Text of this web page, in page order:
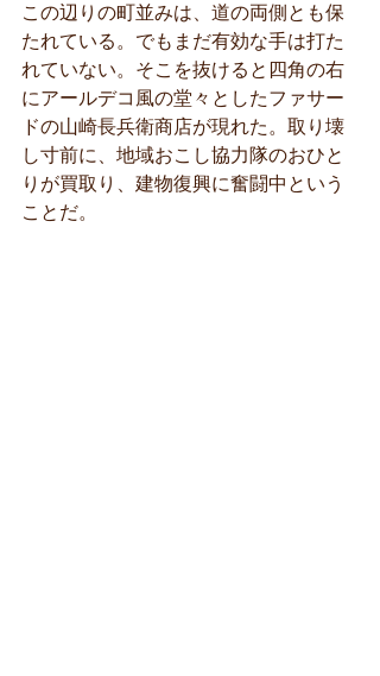
この辺りの町並みは、道の両側とも保
たれている。でもまだ有効な手は打た
れていない。そこを抜けると四角の右
にアールデコ風の堂々としたファサー
ドの山崎長兵衛商店が現れた。取り壊
し寸前に、地域おこし協力隊のおひと
りが買取り、建物復興に奮闘中という
ことだ。